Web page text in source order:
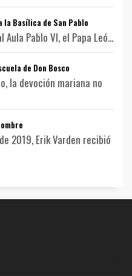
Basílica de San Pablo
Aula Pablo VI, el Papa Leó...
de Don Bosco
la devoción mariana no
2019, Erik Varden recibió